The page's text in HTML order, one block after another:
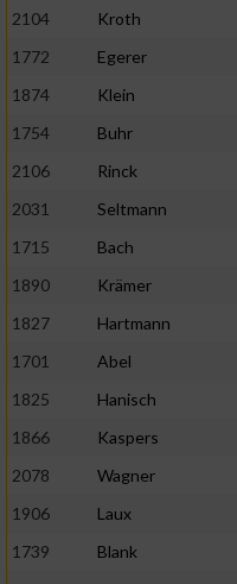
2104
Kroth
1772
Egerer
1874
Klein
1754
Buhr
2106
Rinck
2031
Seltmann
1715
Bach
1890
Krämer
1827
Hartmann
1701
Abel
1825
Hanisch
1866
Kaspers
2078
Wagner
1906
Laux
1739
Blank